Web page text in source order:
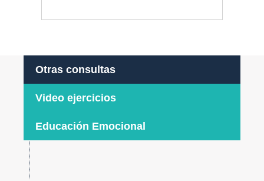
Otras consultas
Video ejercicios
Educación Emocional